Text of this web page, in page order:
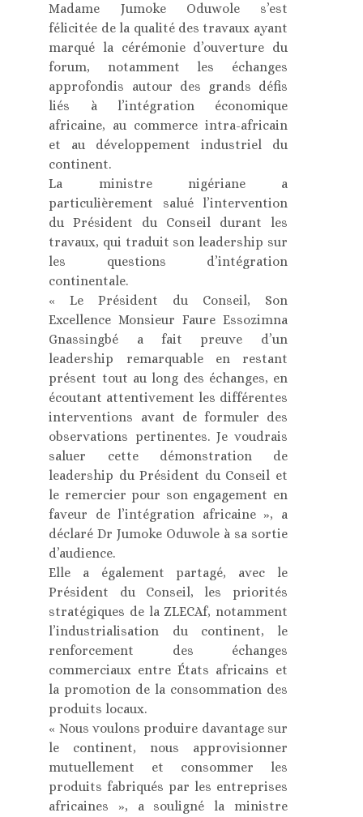
Madame Jumoke Oduwole s’est
félicitée de la qualité des travaux ayant
marqué la cérémonie d’ouverture du
forum, notamment les échanges
approfondis autour des grands défis
liés à l’intégration économique
africaine, au commerce intra-africain
et au développement industriel du
continent.
La ministre nigériane a
particulièrement salué l’intervention
du Président du Conseil durant les
travaux, qui traduit son leadership sur
les questions d’intégration
continentale.
« Le Président du Conseil, Son
Excellence Monsieur Faure Essozimna
Gnassingbé a fait preuve d’un
leadership remarquable en restant
présent tout au long des échanges, en
écoutant attentivement les différentes
interventions avant de formuler des
observations pertinentes. Je voudrais
saluer cette démonstration de
leadership du Président du Conseil et
le remercier pour son engagement en
faveur de l’intégration africaine », a
déclaré Dr Jumoke Oduwole à sa sortie
d’audience.
Elle a également partagé, avec le
Président du Conseil, les priorités
stratégiques de la ZLECAf, notamment
l’industrialisation du continent, le
renforcement des échanges
commerciaux entre États africains et
la promotion de la consommation des
produits locaux.
« Nous voulons produire davantage sur
le continent, nous approvisionner
mutuellement et consommer les
produits fabriqués par les entreprises
africaines », a souligné la ministre